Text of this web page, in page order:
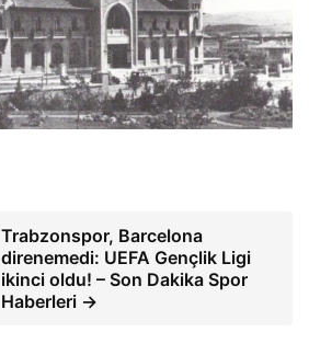
Trabzonspor, Barcelona
direnemedi: UEFA Gençlik Ligi
ikinci oldu! – Son Dakika Spor
Haberleri →